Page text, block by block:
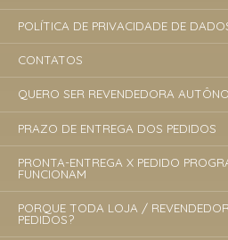
POLÍTICA DE PRIVACIDADE DE
CONTATOS
QUERO SER REVENDEDORA
PRAZO DE ENTREGA DOS PEDIDOS
PRONTA-ENTREGA X PEDIDO
FUNCIONAM
PORQUE TODA LOJA /
PEDIDOS?